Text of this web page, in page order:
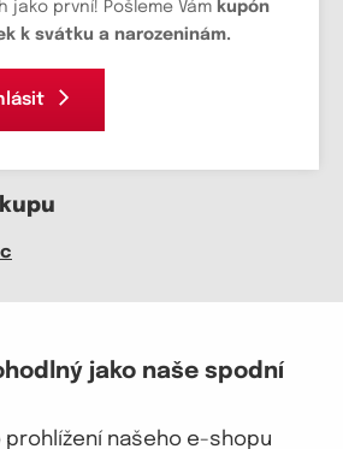
jako naše spodní
prohlížení našeho e-shopu
jako první! Pošleme Vám kupón
k svátku a narozeninám.